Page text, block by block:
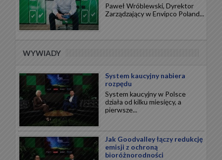
Paweł Wróblewski, Dyrektor
Zarządzający w Envipco Poland...
WYWIADY
System kaucyjny nabiera
rozpędu
System kaucyjny w Polsce
działa od kilku miesięcy, a
pierwsze...
Jak Goodvalley łączy redukcję
emisji z ochroną
bioróżnorodności